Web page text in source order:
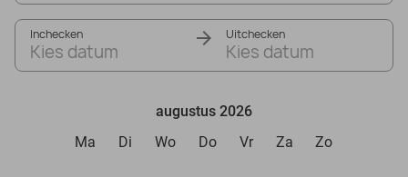
Inchecken
Kies datum
Uitchecken
Kies datum
augustus 2026
Ma
Di Wo Do Vr Za Zo